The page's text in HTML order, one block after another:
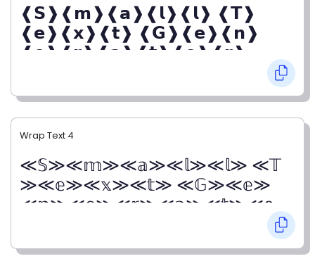
❰𝗦❱❰𝗺❱❰𝗮❱❰𝗹❱❰𝗹❱ ❰𝗧❱
❰𝗲❱❰𝘅❱❰𝘁❱ ❰𝗚❱❰𝗲❱❰𝗻❱
❰𝗲❱❰𝗿❱❰𝗮❱❰𝘁❱❰𝗼❱❰𝗿❱
Wrap Text 4
≪𝕊≫≪𝕞≫≪𝕒≫≪𝕝≫≪𝕝≫ ≪𝕋
≫≪𝕖≫≪𝕩≫≪𝕥≫ ≪𝔾≫≪𝕖≫
≪𝕟≫≪𝕖≫≪𝕣≫≪𝕒≫≪𝕥≫≪𝕠